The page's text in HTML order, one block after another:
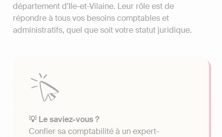
département d'Ile-et-Vilaine. Leur rôle est de
répondre à tous vos besoins comptables et
administratifs, quel que soit votre statut juridique.
💡 Le saviez-vous ?
Confier sa comptabilité à un expert-